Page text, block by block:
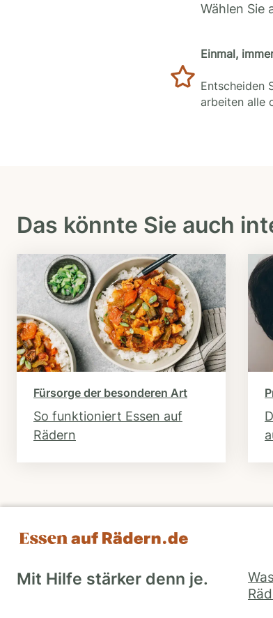
Wählen Sie
Einmal,
Entscheiden
arbeiten alle
Das könnte Sie auch
Fürsorge der besonderen Art
So funktioniert Essen auf
Rädern
Mit Hilfe stärker denn je.